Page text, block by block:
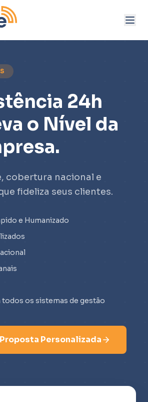
24h
o Nível da
cobertura nacional e
fideliza seus clientes.
e Humanizado
os sistemas de gestão
Personalizada